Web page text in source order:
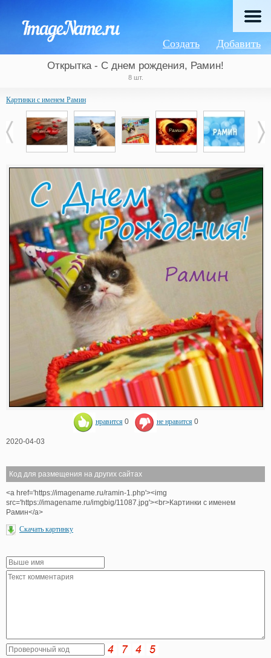
Добавить
Создать
Открытка - С днем рождения, Рамин!
8 шт.
Картинки с именем Рамин
нравится 0 не нравится 0
2020-04-03
Код для размещения на других сайтах
<a href='https://imagename.ru/ramin-1.php'><img
src='https://imagename.ru/imgbig/11087.jpg'><br>Картинки с именем
Рамин</a>
Скачать картинку